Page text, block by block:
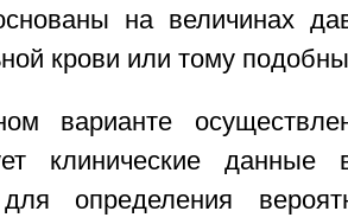
на величинах
крови или тому
варианте
клинические данные
определения